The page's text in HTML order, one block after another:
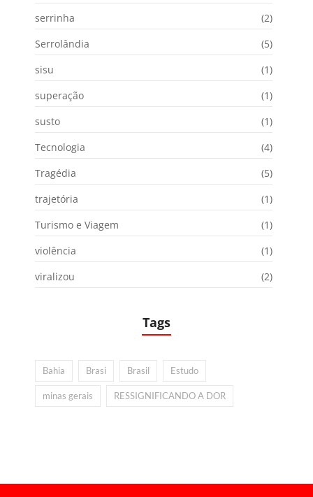
serrinha
(2)
Serrolândia
(5)
sisu
(1)
superação
(1)
susto
(1)
Tecnologia
(4)
Tragédia
(5)
trajetória
(1)
Turismo e Viagem
(1)
violência
(1)
viralizou
(2)
Tags
Bahia Brasi Brasil Estudo
minas gerais RESSIGNIFICANDO A DOR